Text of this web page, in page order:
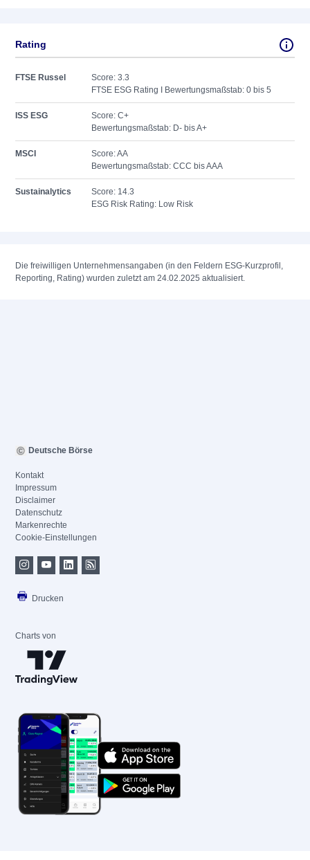
Rating
FTSE Russel
Score: 3.3
FTSE ESG Rating I Bewertungsmaßstab: 0 bis 5
ISS ESG
Score: C+
Bewertungsmaßstab: D- bis A+
MSCI
Score: AA
Bewertungsmaßstab: CCC bis AAA
Sustainalytics
Score: 14.3
ESG Risk Rating: Low Risk
Die freiwilligen Unternehmensangaben (in den Feldern ESG-Kurzprofil,
Reporting, Rating) wurden zuletzt am 24.02.2025 aktualisiert.
Deutsche Börse
Kontakt
Impressum
Disclaimer
Datenschutz
Markenrechte
Cookie-Einstellungen
Drucken
Charts von